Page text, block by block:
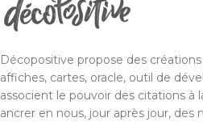
Décopositive propose des
affiches, cartes, oracle, outil de
associent le pouvoir des citations à
ancrer en nous, jour après jour, des